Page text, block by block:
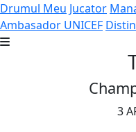
Drumul Meu Jucator
Ambasador UNICEF
3